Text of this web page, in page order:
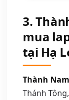
3.
mua
tại Hạ
Thành
Thánh